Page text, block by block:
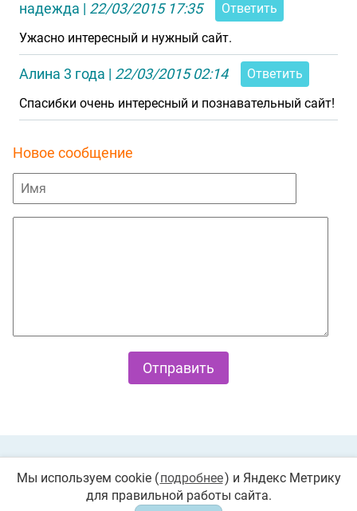
надежда | 22/03/2015 17:35
Ответить
Ужасно интересный и нужный сайт.
Алина 3 года | 22/03/2015 02:14
Ответить
Спасибки очень интересный и познавательный сайт!
Новое сообщение
© 2026 «Играемся». Все права защищены. Любое
Мы используем cookie (подробнее) и Яндекс Метрику
для правильной работы сайта.